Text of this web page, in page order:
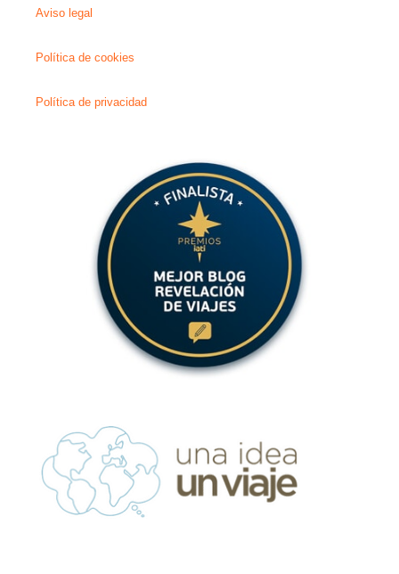
Aviso legal
Política de cookies
Política de privacidad